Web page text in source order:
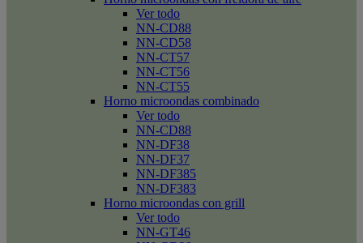
Ver todo
NN-CD88
NN-CD58
NN-CT57
NN-CT56
NN-CT55
Horno microondas combinado
Ver todo
NN-CD88
NN-DF38
NN-DF37
NN-DF385
NN-DF383
Horno microondas con grill
Ver todo
NN-GT46